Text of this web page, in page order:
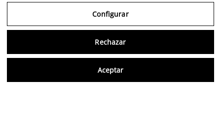
Configurar
Rechazar
Aceptar